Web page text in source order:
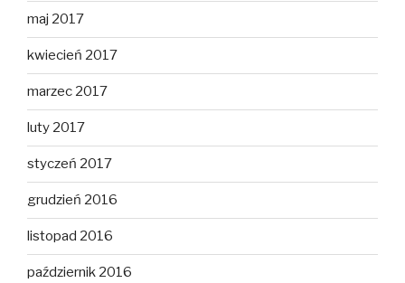
maj 2017
kwiecień 2017
marzec 2017
luty 2017
styczeń 2017
grudzień 2016
listopad 2016
październik 2016